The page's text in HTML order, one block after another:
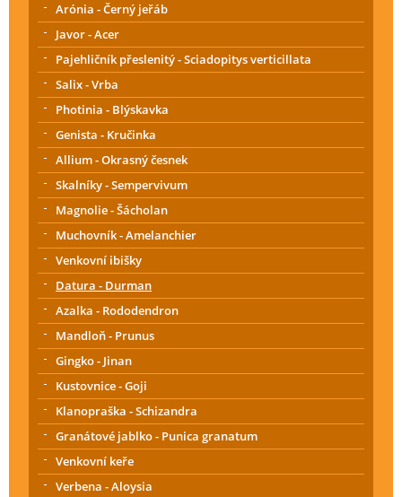
Arónia - Černý jeřáb
Javor - Acer
Pajehličník přeslenitý - Sciadopitys verticillata
Salix - Vrba
Photinia - Blýskavka
Genista - Kručinka
Allium - Okrasný česnek
Skalníky - Sempervivum
Magnolie - Šácholan
Muchovník - Amelanchier
Venkovní ibišky
Datura - Durman
Azalka - Rododendron
Mandloň - Prunus
Gingko - Jinan
Kustovnice - Goji
Klanopraška - Schizandra
Granátové jablko - Punica granatum
Venkovní keře
Verbena - Aloysia